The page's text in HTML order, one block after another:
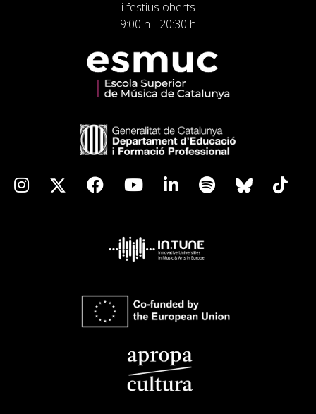
i festius oberts
9:00 h - 20:30 h